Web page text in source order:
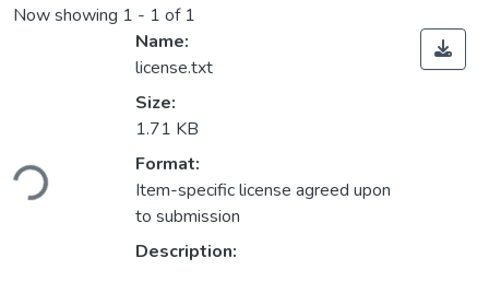
Now showing 1 - 1 of 1
Loading...
Name:
license.txt
Size:
1.71 KB
Format:
Item-specific license agreed upon
to submission
Description: